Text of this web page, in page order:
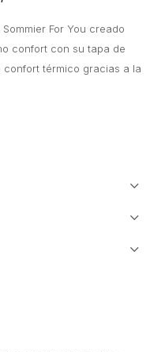
For You creado
confort con su tapa de
térmico gracias a la